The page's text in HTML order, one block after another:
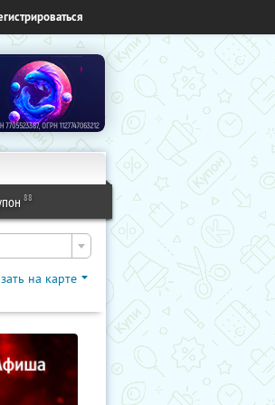
88
на карте